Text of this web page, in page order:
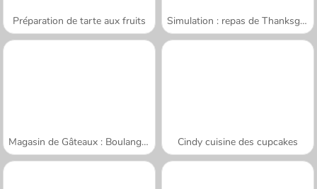
Préparation de tarte aux fruits Simulation : repas de Thanksgiving
Magasin de Gâteaux : Boulangerie Cindy cuisine des cupcakes